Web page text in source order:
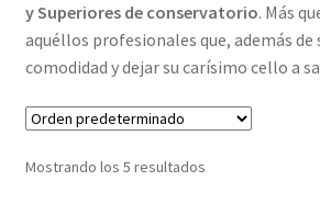
Política de Cookies
Política de privacidad y Aviso Legal
Términos y condiciones de venta
y Superiores de conservatorio. Más
aquéllos profesionales que, además de
comodidad y dejar su carísimo cello a
Mostrando los 5 resultados